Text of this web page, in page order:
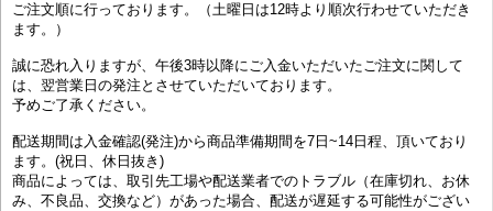
ご注文順に行っております。（土曜日は12時より順次行わせていただき
ます。）
誠に恐れ入りますが、午後3時以降にご入金いただいたご注文に関して
は、翌営業日の発注とさせていただいております。
予めご了承ください。
配送期間は入金確認(発注)から商品準備期間を7日~14日程、頂いており
ます。(祝日、休日抜き)
商品によっては、取引先工場や配送業者でのトラブル（在庫切れ、お休
み、不良品、交換など）があった場合、配送が遅延する可能性がござい